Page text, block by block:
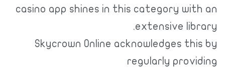
casino app shines in this category with an
extensive library.
Skycrown Online acknowledges this by
regularly providing